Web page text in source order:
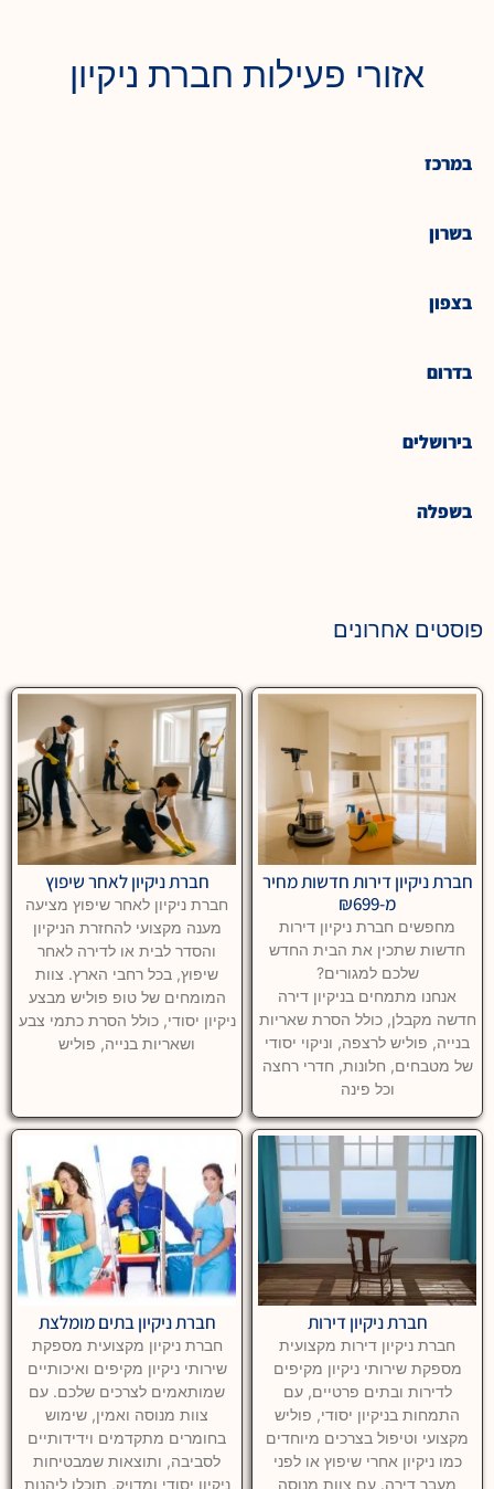
אזורי פעילות חברת ניקיון
במרכז
בשרון
בצפון
בדרום
בירושלים
בשפלה
פוסטים אחרונים
חברת ניקיון דירות חדשות מחיר
מ-₪699
מחפשים חברת ניקיון דירות
חדשות שתכין את הבית החדש
שלכם למגורים?
אנחנו מתמחים בניקיון דירה
חדשה מקבלן, כולל הסרת שאריות
בנייה, פוליש לרצפה, וניקוי יסודי
של מטבחים, חלונות, חדרי רחצה
וכל פינה
חברת ניקיון לאחר שיפוץ
חברת ניקיון לאחר שיפוץ מציעה
מענה מקצועי להחזרת הניקיון
והסדר לבית או לדירה לאחר
שיפוץ, בכל רחבי הארץ. צוות
המומחים של טופ פוליש מבצע
ניקיון יסודי, כולל הסרת כתמי צבע
ושאריות בנייה, פוליש
חברת ניקיון דירות
חברת ניקיון דירות מקצועית
מספקת שירותי ניקיון מקיפים
לדירות ובתים פרטיים, עם
התמחות בניקיון יסודי, פוליש
מקצועי וטיפול בצרכים מיוחדים
כמו ניקיון אחרי שיפוץ או לפני
מעבר דירה. עם צוות מנוסה
חברת ניקיון בתים מומלצת
חברת ניקיון מקצועית מספקת
שירותי ניקיון מקיפים ואיכותיים
שמותאמים לצרכים שלכם. עם
צוות מנוסה ואמין, שימוש
בחומרים מתקדמים וידידותיים
לסביבה, ותוצאות שמבטיחות
ניקיון יסודי ומדויק, תוכלו ליהנות